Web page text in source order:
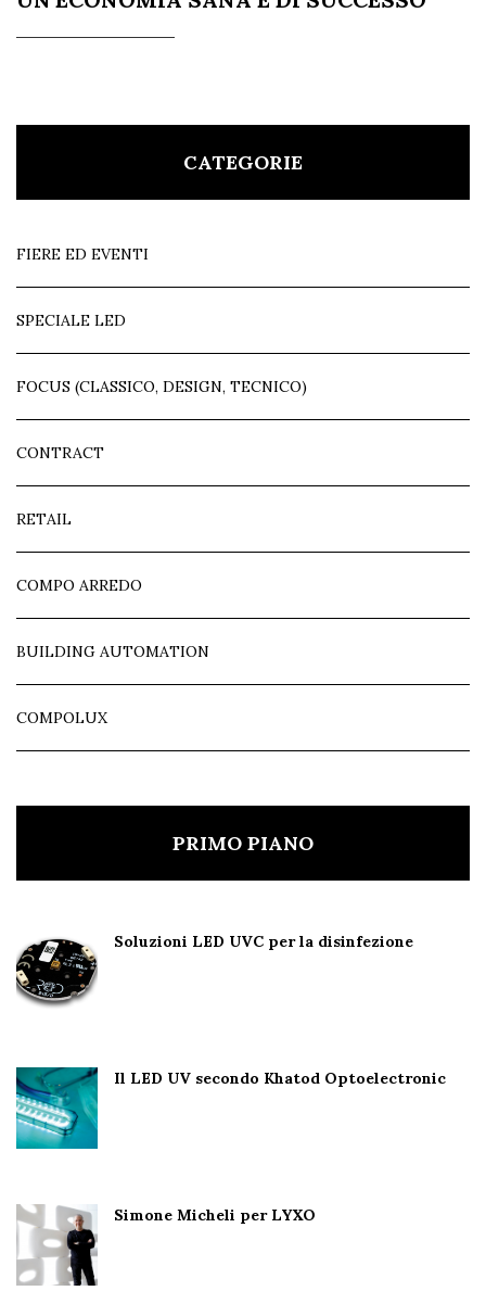
CATEGORIE
FIERE ED EVENTI
SPECIALE LED
FOCUS (CLASSICO, DESIGN, TECNICO)
CONTRACT
RETAIL
COMPO ARREDO
BUILDING AUTOMATION
COMPOLUX
PRIMO PIANO
Soluzioni LED UVC per la disinfezione
Il LED UV secondo Khatod Optoelectronic
Simone Micheli per LYXO